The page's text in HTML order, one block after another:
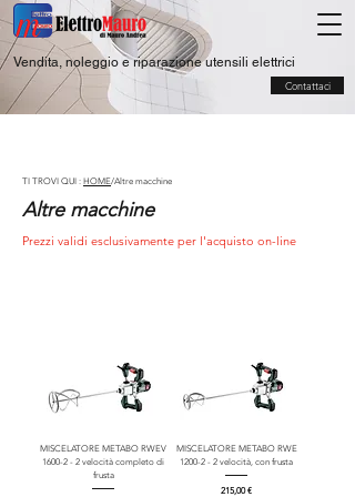
Vendita, noleggio e riparazione utensili elettrici
Contattaci
TI TROVI QUI : HOME/Altre macchine
Altre macchine
Prezzi validi esclusivamente per l'acquisto on-line
MISCELATORE METABO RWEV
1600-2 - 2 velocità completo di
frusta
MISCELATORE METABO RWE
1200-2 - 2 velocità, con frusta
Prezzo
215,00 €